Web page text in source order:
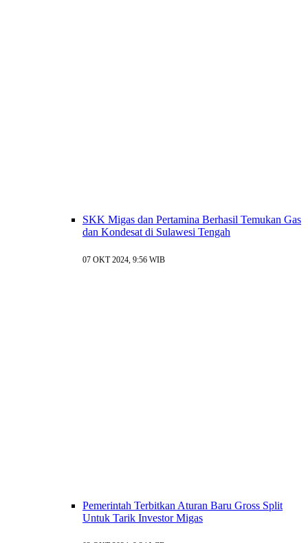
SKK Migas dan Pertamina Berhasil Temukan Gas
dan Kondesat di Sulawesi Tengah
07 OKT 2024, 9:56 WIB
Pemerintah Terbitkan Aturan Baru Gross Split
Untuk Tarik Investor Migas